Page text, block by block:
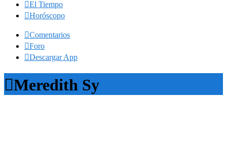
El Tiempo
Horóscopo
Comentarios
Foro
Descargar App
Meredith Sy